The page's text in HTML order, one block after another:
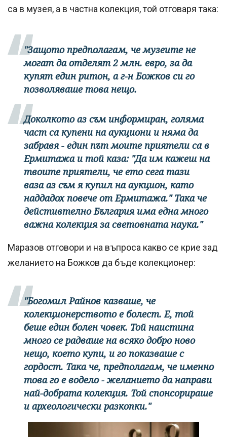
са в музея, а в частна колекция, той отговаря така:
"Защото предполагам, че музеите не
могат да отделят 2 млн. евро, за да
купят един ритон, а г-н Божков си го
позволяваше това нещо.
Доколкото аз съм информиран, голяма
част са купени на аукциони и няма да
забравя - един път моите приятели са в
Ермитажа и той каза: "Да им кажеш на
твоите приятели, че ето сега тази
ваза аз съм я купил на аукцион, като
наддадох повече от Ермитажа." Така че
дейстивтелно България има една много
важна колекция за световната наука."
Маразов отговори и на въпроса какво се крие зад
желанието на Божков да бъде колекционер:
"Богомил Райнов казваше, че
колекционерството е болест. Е, той
беше един болен човек. Той наистина
много се радваше на всяко добро ново
нещо, което купи, и го показваше с
гордост. Така че, предполагам, че именно
това го е водело - желанието да направи
най-добрата колекция. Той спонсорираше
и археологически разкопки."